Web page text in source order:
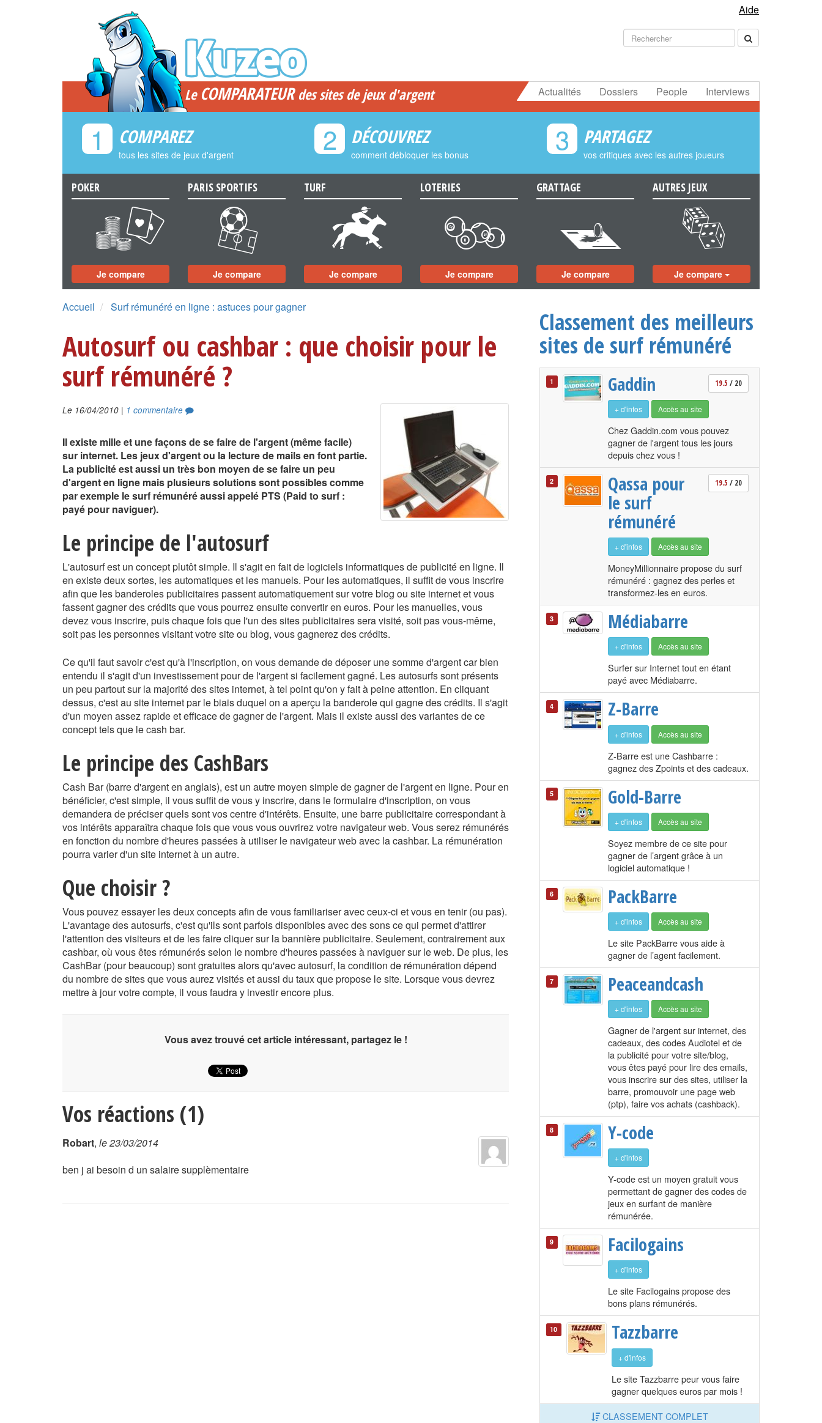
Aide
Le COMPARATEURdes sites de jeux d'argent Actualités Dossiers People Interviews
1 COMPAREZ
tous les sites de jeux d'argent 2 DÉCOUVREZ
comment débloquer les bonus 3 PARTAGEZ
vos critiques avec les autres joueurs
POKER
a
Je compare
PARIS SPORTIFS
b
Je compare
TURF
d
Je compare
LOTERIES
c
Je compare
GRATTAGE
e
Je compare
AUTRES JEUX
f
Je compare
Accueil Surf rémunéré en ligne : astuces pour gagner
Autosurf ou cashbar : que choisir pour le
surf rémunéré ?
Le 16/04/2010 | 1 commentaire
Il existe mille et une façons de se faire de l'argent (même facile)
sur internet. Les jeux d'argent ou la lecture de mails en font partie.
La publicité est aussi un très bon moyen de se faire un peu
d'argent en ligne mais plusieurs solutions sont possibles comme
par exemple le surf rémunéré aussi appelé PTS (Paid to surf :
payé pour naviguer).
Le principe de l'autosurf
L'autosurf est un concept plutôt simple. Il s'agit en fait de logiciels informatiques de publicité en ligne. Il
en existe deux sortes, les automatiques et les manuels. Pour les automatiques, il suffit de vous inscrire
afin que les banderoles publicitaires passent automatiquement sur votre blog ou site internet et vous
fassent gagner des crédits que vous pourrez ensuite convertir en euros. Pour les manuelles, vous
devez vous inscrire, puis chaque fois que l'un des sites publicitaires sera visité, soit pas vous-même,
soit pas les personnes visitant votre site ou blog, vous gagnerez des crédits.
Ce qu'il faut savoir c'est qu'à l'inscription, on vous demande de déposer une somme d'argent car bien
entendu il s'agit d'un investissement pour de l'argent si facilement gagné. Les autosurfs sont présents
un peu partout sur la majorité des sites internet, à tel point qu'on y fait à peine attention. En cliquant
dessus, c'est au site internet par le biais duquel on a aperçu la banderole qui gagne des crédits. Il s'agit
d'un moyen assez rapide et efficace de gagner de l'argent. Mais il existe aussi des variantes de ce
concept tels que le cash bar.
Le principe des CashBars
Cash Bar (barre d'argent en anglais), est un autre moyen simple de gagner de l'argent en ligne. Pour en
bénéficier, c'est simple, il vous suffit de vous y inscrire, dans le formulaire d'inscription, on vous
demandera de préciser quels sont vos centre d'intérêts. Ensuite, une barre publicitaire correspondant à
vos intérêts apparaîtra chaque fois que vous vous ouvrirez votre navigateur web. Vous serez rémunérés
en fonction du nombre d'heures passées à utiliser le navigateur web avec la cashbar. La rémunération
pourra varier d'un site internet à un autre.
Que choisir ?
Vous pouvez essayer les deux concepts afin de vous familiariser avec ceux-ci et vous en tenir (ou pas).
L'avantage des autosurfs, c'est qu'ils sont parfois disponibles avec des sons ce qui permet d'attirer
l'attention des visiteurs et de les faire cliquer sur la bannière publicitaire. Seulement, contrairement aux
cashbar, où vous êtes rémunérés selon le nombre d'heures passées à naviguer sur le web. De plus, les
CashBar (pour beaucoup) sont gratuites alors qu'avec autosurf, la condition de rémunération dépend
du nombre de sites que vous aurez visités et aussi du taux que propose le site. Lorsque vous devrez
mettre à jour votre compte, il vous faudra y investir encore plus.
Vous avez trouvé cet article intéressant, partagez le !
Vos réactions (1)
Robart, le 23/03/2014
ben j ai besoin d un salaire supplèmentaire
Classement des meilleurs
sites de surf rémunéré
1 Gaddin 19.5 / 20
+ d'infos Accès au site
Chez Gaddin.com vous pouvez
gagner de l'argent tous les jours
depuis chez vous !
2 Qassa pour
le surf
rémunéré
19.5 / 20
+ d'infos Accès au site
MoneyMillionnaire propose du surf
rémunéré : gagnez des perles et
transformez-les en euros.
3 Médiabarre
+ d'infos Accès au site
Surfer sur Internet tout en étant
payé avec Médiabarre.
4 Z-Barre
+ d'infos Accès au site
Z-Barre est une Cashbarre :
gagnez des Zpoints et des cadeaux.
5 Gold-Barre
+ d'infos Accès au site
Soyez membre de ce site pour
gagner de l’argent grâce à un
logiciel automatique !
6 PackBarre
+ d'infos Accès au site
Le site PackBarre vous aide à
gagner de l’agent facilement.
7 Peaceandcash
+ d'infos Accès au site
Gagner de l'argent sur internet, des
cadeaux, des codes Audiotel et de
la publicité pour votre site/blog,
vous êtes payé pour lire des emails,
vous inscrire sur des sites, utiliser la
barre, promouvoir une page web
(ptp), faire vos achats (cashback).
8 Y-code
+ d'infos
Y-code est un moyen gratuit vous
permettant de gagner des codes de
jeux en surfant de manière
rémunérée.
9 Facilogains
+ d'infos
Le site Facilogains propose des
bons plans rémunérés.
10 Tazzbarre
+ d'infos
Le site Tazzbarre peur vous faire
gagner quelques euros par mois !
CLASSEMENT COMPLET